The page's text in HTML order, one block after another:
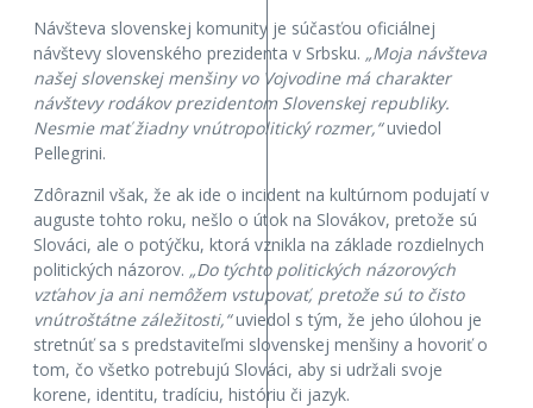
Návšteva slovenskej komunity je súčasťou oficiálnej
návštevy slovenského prezidenta v Srbsku. „Moja návšteva
našej slovenskej menšiny vo Vojvodine má charakter
návštevy rodákov prezidentom Slovenskej republiky.
Nesmie mať žiadny vnútropolitický rozmer,“uviedol
Pellegrini.
Zdôraznil však, že ak ide o incident na kultúrnom podujatí v
auguste tohto roku, nešlo o útok na Slovákov, pretože sú
Slováci, ale o potýčku, ktorá vznikla na základe rozdielnych
politických názorov. „Do týchto politických názorových
vzťahov ja ani nemôžem vstupovať, pretože sú to čisto
vnútroštátne záležitosti,“uviedol s tým, že jeho úlohou je
stretnúť sa s predstaviteľmi slovenskej menšiny a hovoriť o
tom, čo všetko potrebujú Slováci, aby si udržali svoje
korene, identitu, tradíciu, históriu či jazyk.